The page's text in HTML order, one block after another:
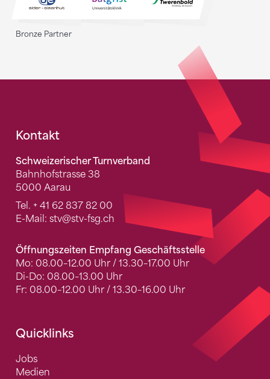
Bronze Partner
Fusszeile
Kontakt
Schweizerischer Turnverband
Bahnhofstrasse 38
5000 Aarau
Tel. + 41 62 837 82 00
E-Mail: stv@stv-fsg.ch
Öffnungszeiten Empfang Geschäftsstelle
Mo: 08.00–12.00 Uhr / 13.30–17.00 Uhr
Di-Do: 08.00–13.00 Uhr
Fr: 08.00–12.00 Uhr / 13.30–16.00 Uhr
Quicklinks
Jobs
Medien